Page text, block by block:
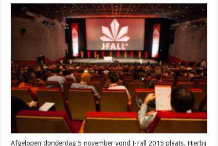
Afgelopen donderdag 5 november vond J-Fall 2015 plaats. Hierbij